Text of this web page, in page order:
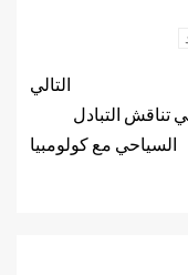
التالي
تناقش التبادل
السياحي مع كولومبيا